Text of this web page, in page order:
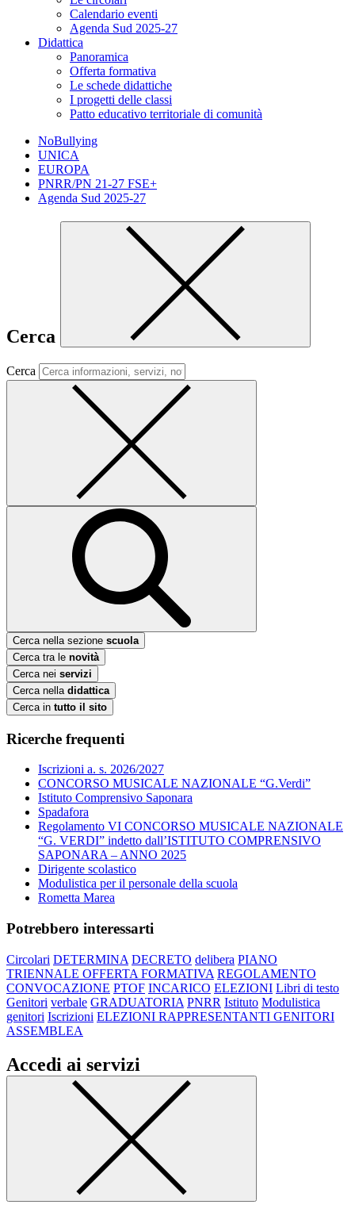
Calendario eventi
Agenda Sud 2025-27
Didattica
Panoramica
Offerta formativa
Le schede didattiche
I progetti delle classi
Patto educativo territoriale di comunità
NoBullying
UNICA
EUROPA
PNRR/PN 21-27 FSE+
Agenda Sud 2025-27
Cerca
Cerca
Cerca nella sezione scuola
Cerca tra le novità
Cerca nei servizi
Cerca nella didattica
Cerca in tutto il sito
Ricerche frequenti
Iscrizioni a. s. 2026/2027
CONCORSO MUSICALE NAZIONALE “G.Verdi”
Istituto Comprensivo Saponara
Spadafora
Regolamento VI CONCORSO MUSICALE NAZIONALE
“G. VERDI” indetto dall’ISTITUTO COMPRENSIVO
SAPONARA – ANNO 2025
Dirigente scolastico
Modulistica per il personale della scuola
Rometta Marea
Potrebbero interessarti
Circolari DETERMINA DECRETO delibera PIANO
TRIENNALE OFFERTA FORMATIVA REGOLAMENTO
CONVOCAZIONE PTOF INCARICO ELEZIONI Libri di testo
Genitori verbale GRADUATORIA PNRR Istituto Modulistica
genitori Iscrizioni ELEZIONI RAPPRESENTANTI GENITORI
ASSEMBLEA
Accedi ai servizi